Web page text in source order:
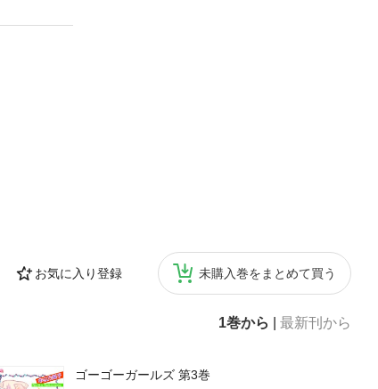
お気に入り登録 未購入巻をまとめて買う
1巻から 最新刊から
ゴーゴーガールズ 第3巻